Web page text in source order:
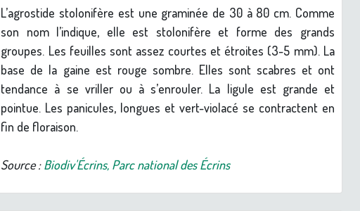
L’agrostide stolonifère est une graminée de 30 à 80 cm. Comme
son nom l’indique, elle est stolonifère et forme des grands
groupes. Les feuilles sont assez courtes et étroites (3-5 mm). La
base de la gaine est rouge sombre. Elles sont scabres et ont
tendance à se vriller ou à s’enrouler. La ligule est grande et
pointue. Les panicules, longues et vert-violacé se contractent en
fin de floraison.
Source :Biodiv'Écrins, Parc national des Écrins